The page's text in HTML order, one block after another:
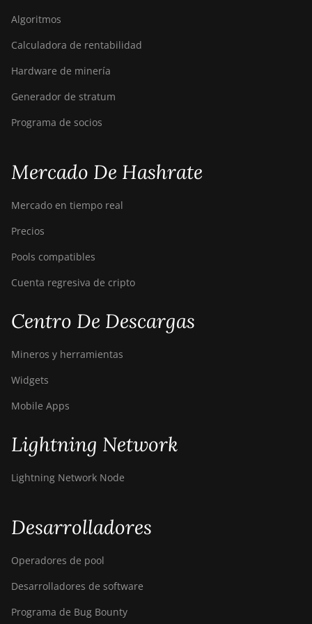
Bitdeer SealMiner A2
Bitdeer SealMiner A2 Hyd
Bitdeer SealMiner A2 Pro
Air
Bitdeer SealMiner A2 Pro
Hyd
Bitdeer SealMiner A3 Hydro
Bitdeer SealMiner A3 Pro
Hydro
Bitdeer SealMiner A4 Pro
Bitdeer SealMiner A4 Pro
Bitdeer SealMiner DL1 Air
Bitdeer SealMiner DL1
Hydro
Bitmain Antminer AL1
Canaan Avalon A1566
Canaan Avalon A1566I
Canaan Avalon A15XP-206T
Canaan Avalon A16 (282Th)
Algoritmos
Calculadora de rentabilidad
Hardware de minería
Generador de stratum
Programa de socios
Mercado De Hashrate
Mercado en tiempo real
Precios
Pools compatibles
Cuenta regresiva de cripto
Centro De Descargas
Mineros y herramientas
Widgets
Mobile Apps
Lightning Network
Lightning Network Node
Desarrolladores
Operadores de pool
Desarrolladores de software
Programa de Bug Bounty